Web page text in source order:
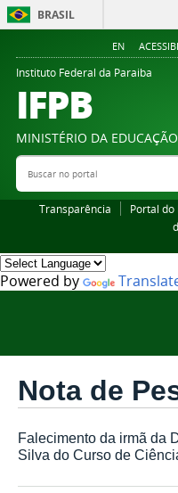
BRASIL
EN
Instituto Federal da Paraiba
IFPB
MINISTÉRIO DA EDUCAÇÃO
Buscar no portal
Transparência Portal do
Powered by
Nota de
Falecimento da irmã da
Silva do Curso de